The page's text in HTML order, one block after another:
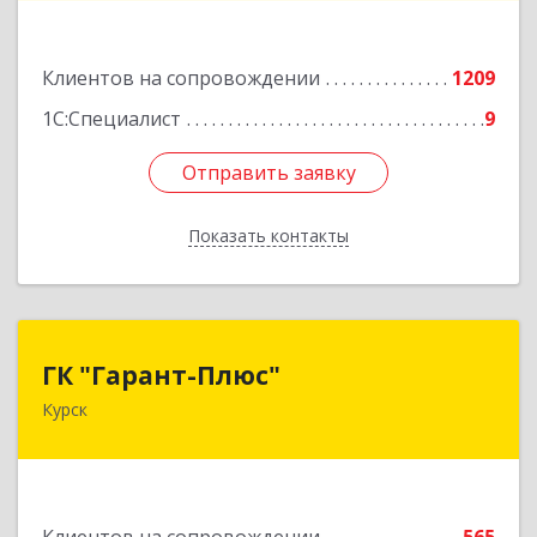
Клиентов на сопровождении
1209
1С:Специалист
9
Отправить заявку
Показать контакты
Отправить заявку
Назад
ГК "Гарант-Плюс"
Курск
305035, Курская обл, Курск г, Овечкина ул, дом